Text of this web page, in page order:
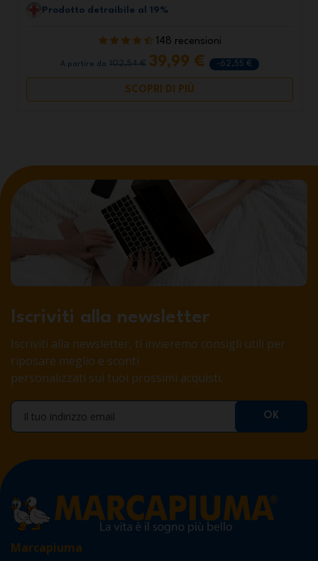
Prodotto detraibile al 19%
148 recensioni
A partire da 102,54 € 39,99 € -62,55 €
SCOPRI DI PIÙ
Iscriviti alla newsletter
Iscriviti alla newsletter, ti invieremo consigli utili per
riposare meglio e sconti
personalizzati sui tuoi prossimi acquisti.
Marcapiuma